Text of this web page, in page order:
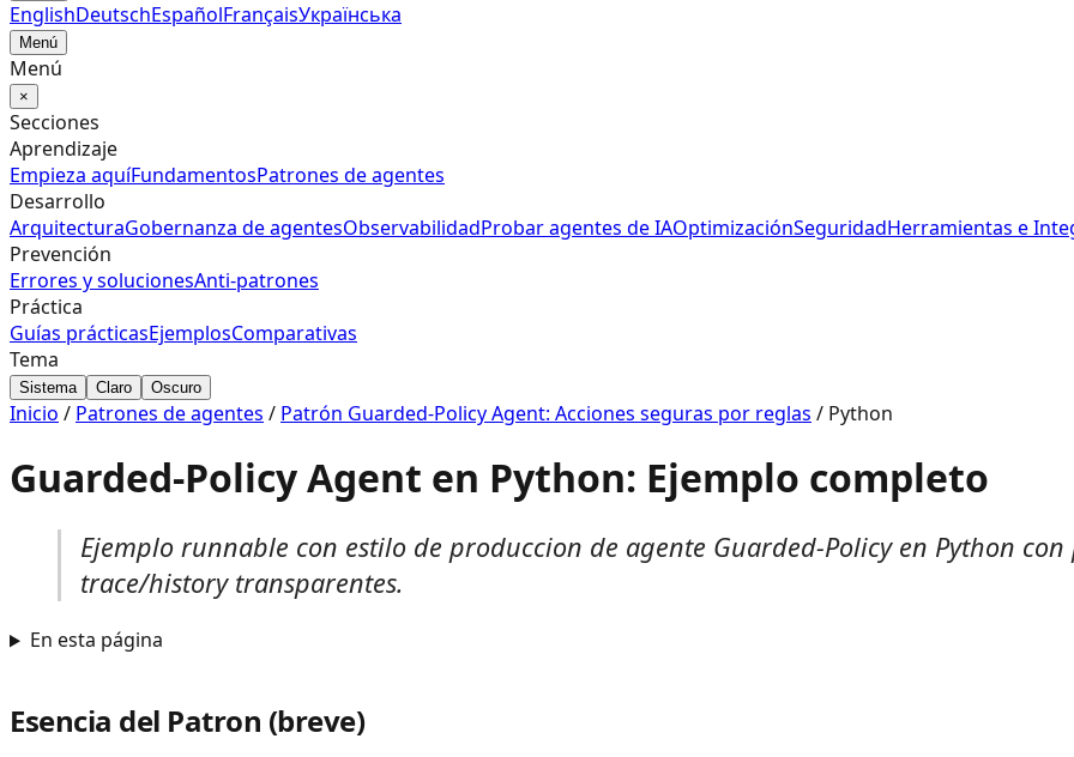
EnglishDeutschEspañolFrançaisУкраїнська
Menú
Menú
×
Secciones
Aprendizaje
Empieza aquíFundamentosPatrones de agentes
Desarrollo
ArquitecturaGobernanza de agentesObservabilidadProbar agentes de IAOptimizaciónSeguridadHerramientas e
Prevención
Errores y solucionesAnti‑patrones
Práctica
Guías prácticasEjemplosComparativas
Tema
Sistema Claro Oscuro
Inicio / Patrones de agentes / Patrón Guarded-Policy Agent: Acciones seguras por reglas / Python
Guarded-Policy Agent en Python: Ejemplo completo
Ejemplo runnable con estilo de produccion de agente Guarded-Policy en Python
trace/history transparentes.
En esta página
Esencia del Patron (breve)